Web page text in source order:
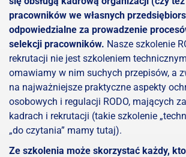
pracowników we własnych
odpowiedzialne za prowadzenie
selekcji pracowników. Nasze szkolenie
rekrutacji nie jest szkoleniem
omawiamy w nim suchych przepisów, a
na najważniejsze praktyczne aspekty
osobowych i regulacji RODO, mających
kadrach i rekrutacji (takie szkolenie
„do czytania” mamy tutaj).
Ze szkolenia może skorzystać każdy,